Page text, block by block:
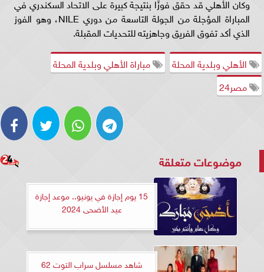
وكان الأهلي قد حقق فوزًا بنتيجة كبيرة على الاتحاد السكندري في
المباراة المؤجلة من الجولة التاسعة من دوري NILE، وهو الفوز
الذي أكد تفوق الفريق وجاهزيته للتحديات المقبلة.
الأهلي وبلدية المحلة
مباراة الأهلي وبلدية المحلة
مصر24
موضوعات متعلقة
15 يوم إجازة في يونيو.. موعد إجازة
عيد الأضحى 2024
شاهد مسلسل سراب التوت 62